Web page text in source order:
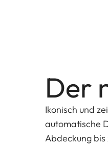
Der
Ikonisch und
automatische
Abdeckung bis